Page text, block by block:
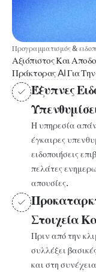
Προγραμματισμός &
Αξιόπιστος Και
Πράκτορας AI Για
Έξυπνες
Η υπηρεσία
έγκαιρες
ειδοποιήσεις
πελάτες
απουσίες.
Στοιχεία
Πριν από την
συλλέξει
και στη